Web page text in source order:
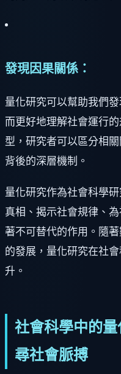
發現因果關係：
量化研究可以幫助我們
而更好地理解社會運行
型，研究者可以區分相
背後的深層機制。
量化研究作為社會科學
真相、揭示社會規律、
著不可替代的作用。隨
的發展，量化研究在社
升。
社會科學中的
尋社會脈搏